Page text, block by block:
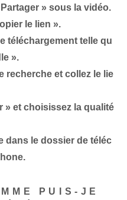
» sous la vidéo.
le lien ».
téléchargement telle qu
».
recherche et collez le lie
» et choisissez la qualité
dans le dossier de téléc
PUIS-JE